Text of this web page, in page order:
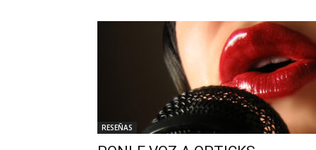
RESEÑAS